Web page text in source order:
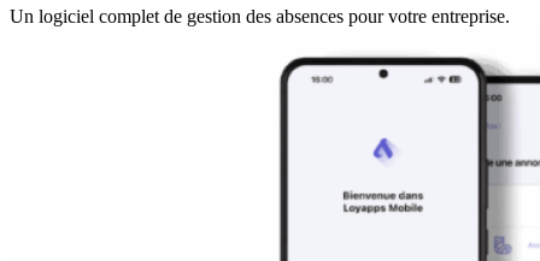
Un logiciel complet de gestion des absences pour votre entreprise.